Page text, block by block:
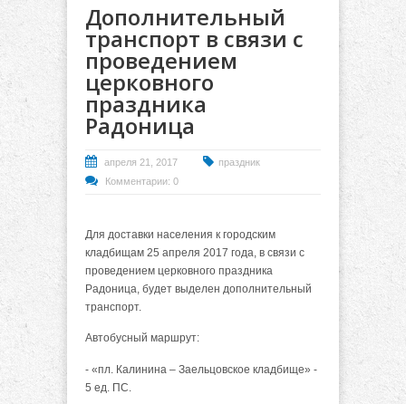
Дополнительный
транспорт в связи с
проведением
церковного
праздника
Радоница
апреля 21, 2017
праздник
Комментарии: 0
Для доставки населения к городским
кладбищам 25 апреля 2017 года, в связи с
проведением церковного праздника
Радоница, будет выделен дополнительный
транспорт.
Автобусный маршрут:
- «пл. Калинина – Заельцовское кладбище» -
5 ед. ПС.